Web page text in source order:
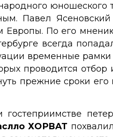
юношеского
Павел
Европы. По его
всегда
временные
проводится
прежние сроки
ХОРВАТ